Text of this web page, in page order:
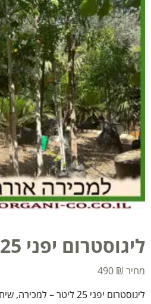
ליגוסטרום יפני 25 ליטר
490 ₪
ליגוסטרום יפני 25 ליטר